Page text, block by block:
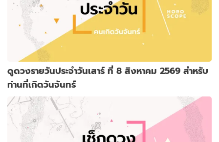
ดูดวงรายวันประจำวันเสาร์ ที่ 8 สิงหาคม 2569 สำหรับ
ท่านที่เกิดวันจันทร์